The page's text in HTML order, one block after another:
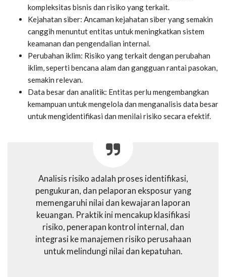
kompleksitas bisnis dan risiko yang terkait.
Kejahatan siber: Ancaman kejahatan siber yang semakin
canggih menuntut entitas untuk meningkatkan sistem
keamanan dan pengendalian internal.
Perubahan iklim: Risiko yang terkait dengan perubahan
iklim, seperti bencana alam dan gangguan rantai pasokan,
semakin relevan.
Data besar dan analitik: Entitas perlu mengembangkan
kemampuan untuk mengelola dan menganalisis data besar
untuk mengidentifikasi dan menilai risiko secara efektif.
Analisis risiko adalah proses identifikasi,
pengukuran, dan pelaporan eksposur yang
memengaruhi nilai dan kewajaran laporan
keuangan. Praktik ini mencakup klasifikasi
risiko, penerapan kontrol internal, dan
integrasi ke manajemen risiko perusahaan
untuk melindungi nilai dan kepatuhan.